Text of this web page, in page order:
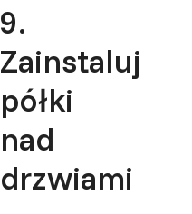
9.
Zainstaluj
półki
nad
drzwiami